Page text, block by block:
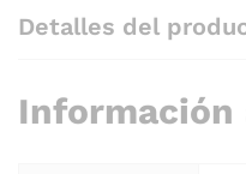
Detalles del
Información